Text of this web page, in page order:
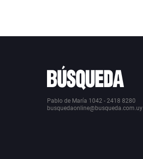
Pablo de María 1042 - 2418 8280
busquedaonline@busqueda.com.uy